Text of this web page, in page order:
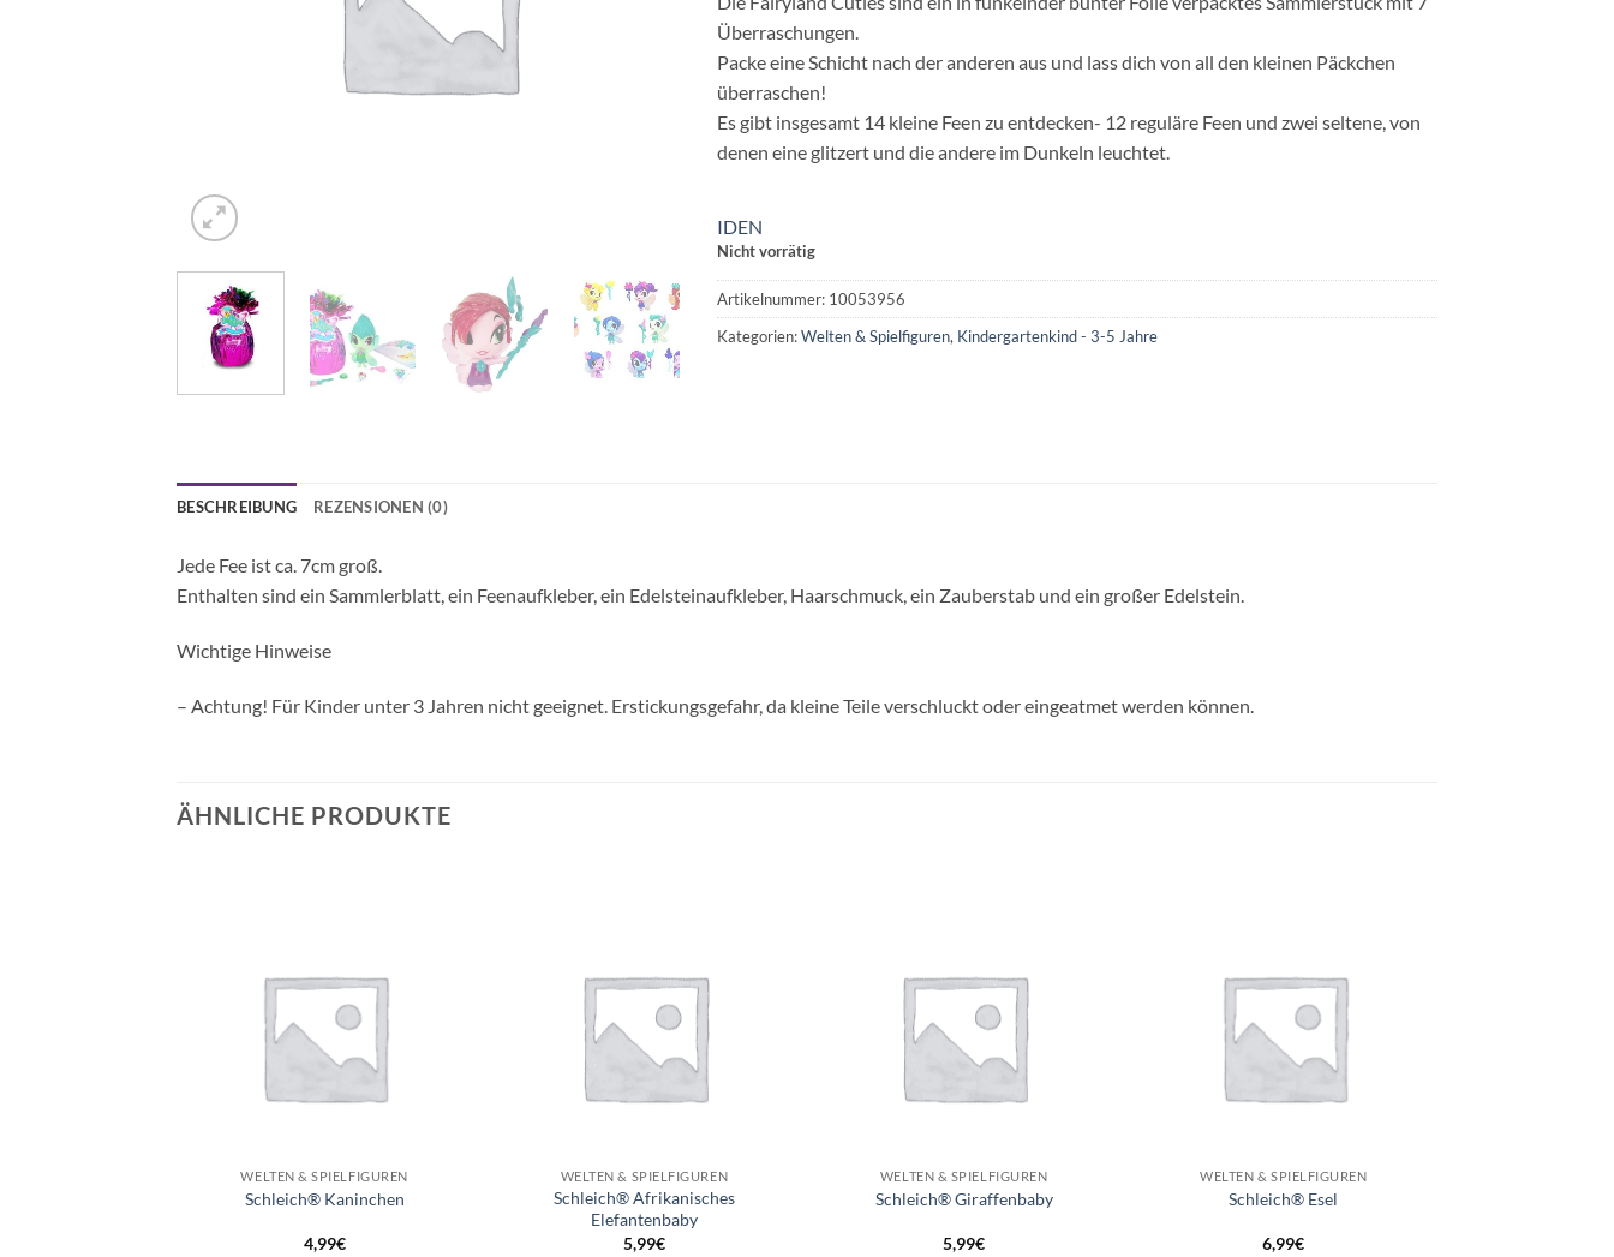
Überraschungen.
Packe eine Schicht nach der anderen aus und lass dich von all den kleinen Päckchen
überraschen!
Es gibt insgesamt 14 kleine Feen zu entdecken- 12 reguläre Feen und zwei seltene, von
denen eine glitzert und die andere im Dunkeln leuchtet.
IDEN
Nicht vorrätig
Artikelnummer: 10053956
Kategorien:Welten & Spielfiguren, Kindergartenkind - 3-5 Jahre
BESCHREIBUNG REZENSIONEN (0)
Jede Fee ist ca. 7cm groß.
Enthalten sind ein Sammlerblatt, ein Feenaufkleber, ein Edelsteinaufkleber, Haarschmuck, ein Zauberstab und ein großer Edelstein.
Wichtige Hinweise
– Achtung! Für Kinder unter 3 Jahren nicht geeignet. Erstickungsgefahr, da kleine Teile verschluckt oder eingeatmet werden können.
ÄHNLICHE PRODUKTE
WELTEN & SPIELFIGUREN
Schleich® Kaninchen
4,99€
WELTEN & SPIELFIGUREN
Schleich® Afrikanisches
Elefantenbaby
5,99€
WELTEN & SPIELFIGUREN
Schleich® Giraffenbaby
5,99€
WELTEN & SPIELFIGUREN
Schleich® Esel
6,99€